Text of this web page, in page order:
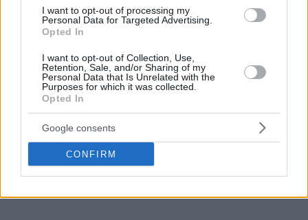
I want to opt-out of processing my
Personal Data for Targeted Advertising.
Opted In
I want to opt-out of Collection, Use,
Retention, Sale, and/or Sharing of my
Personal Data that Is Unrelated with the
Purposes for which it was collected.
Opted In
Google consents
CONFIRM
σουτ, 3ασ., 2κλ, σε 23′). ΟΊφε Λούντμπεργκ
(17π. με 6/12
σουτ, 4ρ., 4ασ. σε 23′), οΑλεξέι Ποκουσέφσκι
(11π. με 4/7
σουτ, 4ρ., 2κλ. σε 17′) ήταν οι υπόλοιποι.
Το “παρών” στο γήπεδο έδωσε κι ο αξεπέραστος
Πάσπαλι
Το Game 2 θα διεξαχθεί στις 16/5 (22:00) στo Dudova Suma